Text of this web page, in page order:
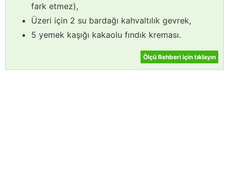
fark etmez),
Üzeri için 2 su bardağı kahvaltılık gevrek,
5 yemek kaşığı kakaolu fındık kreması.
Ölçü Rehberi için tıklayın